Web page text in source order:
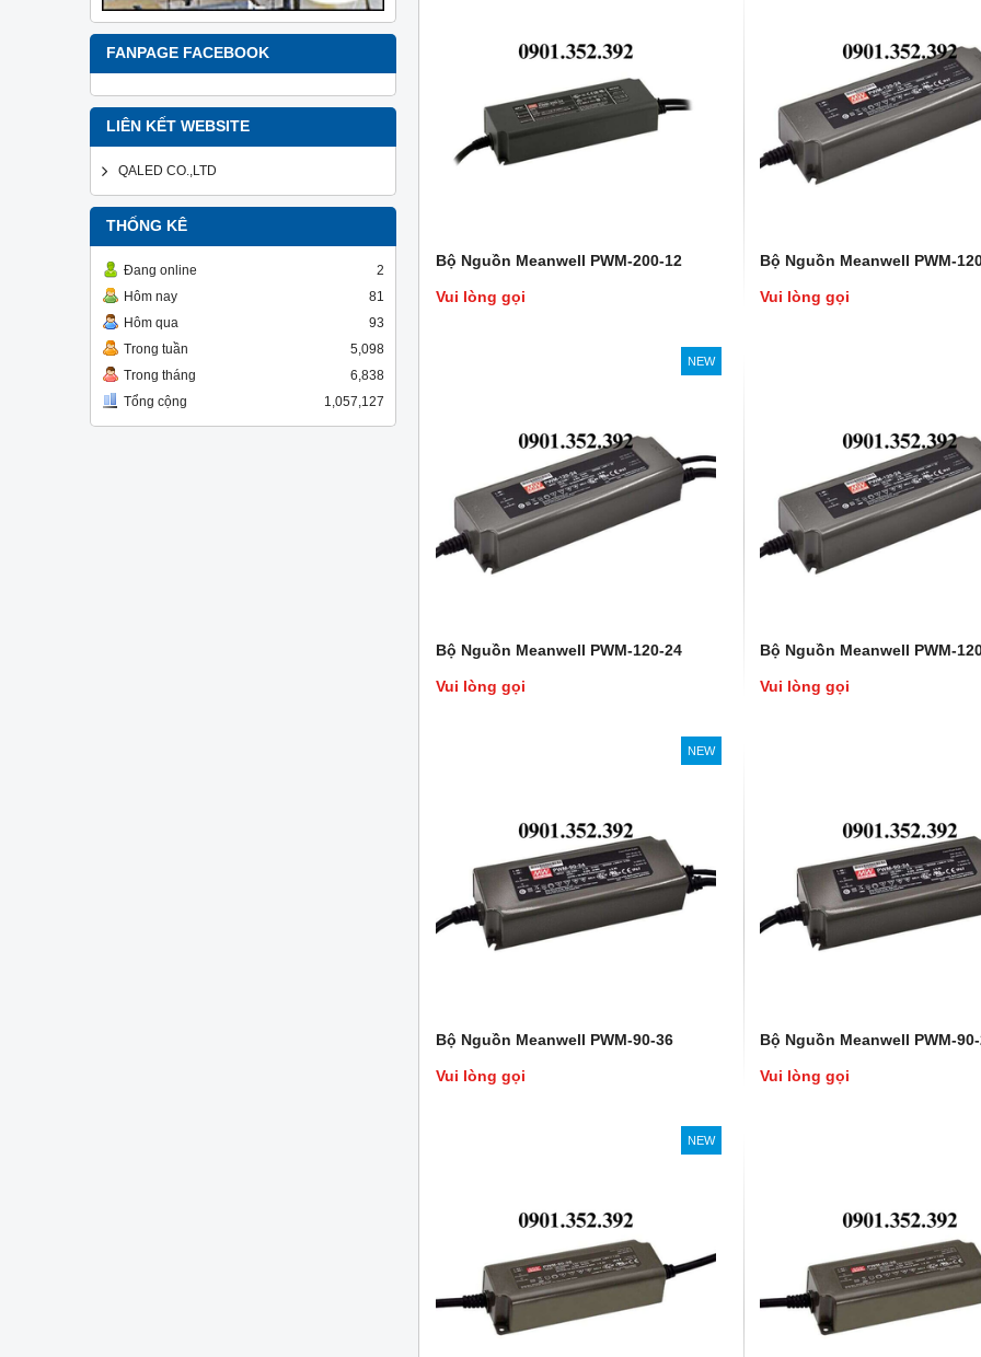
FANPAGE FACEBOOK
LIÊN KẾT WEBSITE
QALED CO.,LTD
THỐNG KÊ
Đang online
2
Hôm nay
81
Hôm qua
93
Trong tuần
5,098
Trong tháng
6,838
Tổng cộng
1,057,127
Bộ Nguồn Meanwell PWM-200-12
Vui lòng gọi
Bộ Nguồn Meanwell PWM-
Vui lòng gọi
NEW
Bộ Nguồn Meanwell PWM-120-24
Vui lòng gọi
Bộ Nguồn Meanwell PWM-
Vui lòng gọi
NEW
Bộ Nguồn Meanwell PWM-90-36
Vui lòng gọi
Bộ Nguồn Meanwell PWM-
Vui lòng gọi
NEW